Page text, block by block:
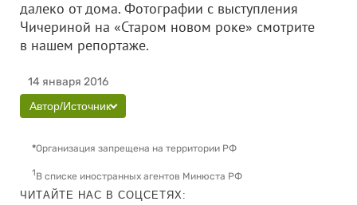
далеко от дома. Фотографии с выступления
Чичериной на «Старом новом роке» смотрите
в нашем репортаже.
14 января 2016
Автор/Источник
*Организация запрещена на территории РФ
1В списке иностранных агентов Минюста РФ
ЧИТАЙТЕ НАС В СОЦСЕТЯХ: